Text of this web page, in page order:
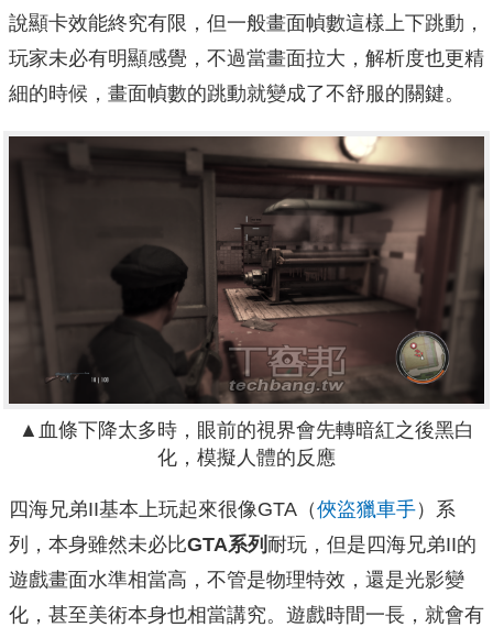
說顯卡效能終究有限，但一般畫面幀數這樣上下跳動，
玩家未必有明顯感覺，不過當畫面拉大，解析度也更精
細的時候，畫面幀數的跳動就變成了不舒服的關鍵。
▲血條下降太多時，眼前的視界會先轉暗紅之後黑白
化，模擬人體的反應
四海兄弟II基本上玩起來很像GTA（俠盜獵車手）系
列，本身雖然未必比GTA系列 耐玩，但是四海兄弟II的
遊戲畫面水準相當高，不管是物理特效，還是光影變
化，甚至美術本身也相當講究。遊戲時間一長，就會有